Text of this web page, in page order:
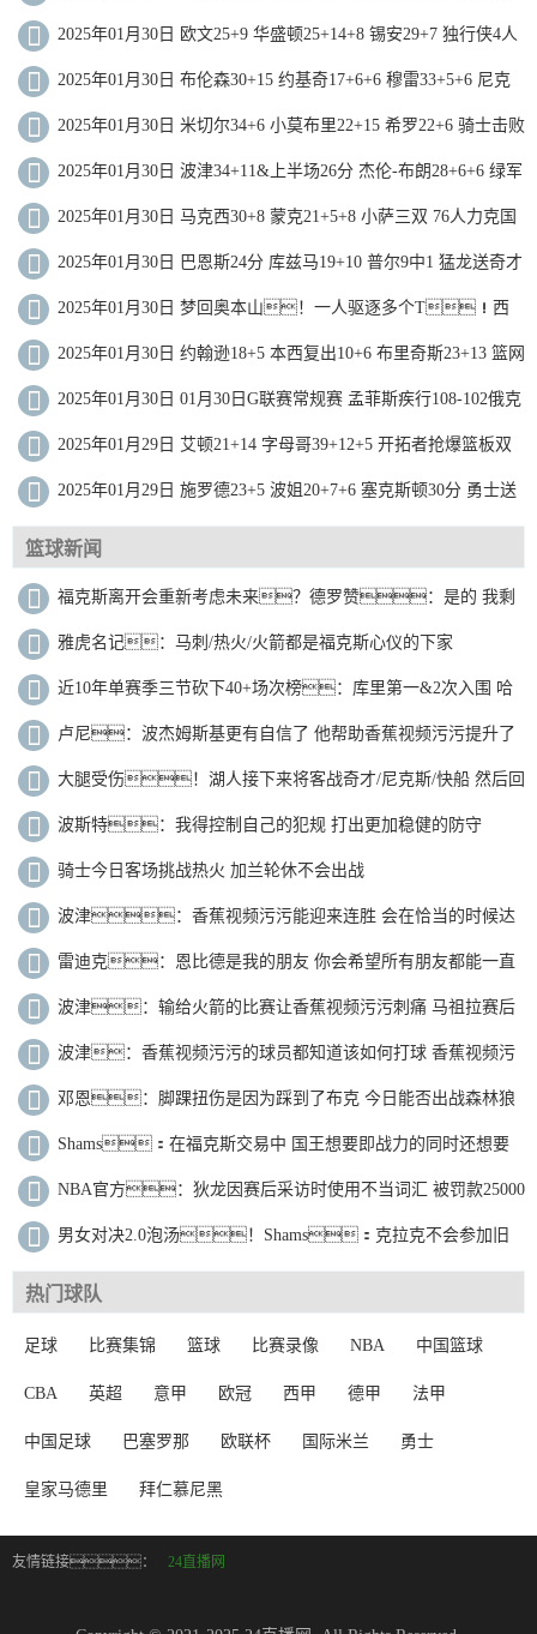
12助 快船复仇马刺！
2025年01月30日 欧文25+9 华盛顿25+14+8 锡安29+7 独行侠4人
20+送鹈鹕4连败
2025年01月30日 布伦森30+15 约基奇17+6+6 穆雷33+5+6 尼克
斯送掘金3连败
2025年01月30日 米切尔34+6 小莫布里22+15 希罗22+6 骑士击败
热火
2025年01月30日 波津34+11&上半场26分 杰伦-布朗28+6+6 绿军
轻取公牛
2025年01月30日 马克西30+8 蒙克21+5+8 小萨三双 76人力克国
王迎4连胜
2025年01月30日 巴恩斯24分 库兹马19+10 普尔9中1 猛龙送奇才
15连败
2025年01月30日 梦回奥本山！一人驱逐多个T！西
卡37分 步行者送活塞三连败
2025年01月30日 约翰逊18+5 本西复出10+6 布里奇斯23+13 篮网
胜黄蜂止7连败
2025年01月30日 01月30日G联赛常规赛 孟菲斯疾行108-102俄克
拉荷马城蓝 全场集锦
2025年01月29日 艾顿21+14 字母哥39+12+5 开拓者抢爆篮板双
杀雄鹿
2025年01月29日 施罗德23+5 波姐20+7+6 塞克斯顿30分 勇士送
爵士7连败
篮球新闻
福克斯离开会重新考虑未来？德罗赞：是的 我剩
下的时间不多了
雅虎名记：马刺/热火/火箭都是福克斯心仪的下家
近10年单赛季三节砍下40+场次榜：库里第一&2次入围 哈
登第二
卢尼：波杰姆斯基更有自信了 他帮助香蕉视频污污提升了
节奏
大腿受伤！湖人接下来将客战奇才/尼克斯/快船 然后回
主场打勇士
波斯特：我得控制自己的犯规 打出更加稳健的防守
骑士今日客场挑战热火 加兰轮休不会出战
波津：香蕉视频污污能迎来连胜 会在恰当的时候达
到状态巅峰
雷迪克：恩比德是我的朋友 你会希望所有朋友都能一直
保持健康
波津：输给火箭的比赛让香蕉视频污污刺痛 马祖拉赛后
第一时间就揽责
波津：香蕉视频污污的球员都知道该如何打球 香蕉视频污
污还需要进一步做好沟通
邓恩：脚踝扭伤是因为踩到了布克 今日能否出战森林狼
要听教练的
Shams：在福克斯交易中 国王想要即战力的同时还想要
选秀资产
NBA官方：狄龙因赛后采访时使用不当词汇 被罚款25000
美元
男女对决2.0泡汤！Shams：克拉克不会参加旧
金山全明星三分大赛
热门球队
足球 比赛集锦 篮球 比赛录像 NBA 中国篮球
CBA 英超 意甲 欧冠 西甲 德甲 法甲
中国足球 巴塞罗那 欧联杯 国际米兰 勇士
皇家马德里 拜仁慕尼黑
友情链接： 24直播网